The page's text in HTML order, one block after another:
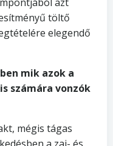
töltő
elegendő
mik azok a
számára vonzók
mégis tágas